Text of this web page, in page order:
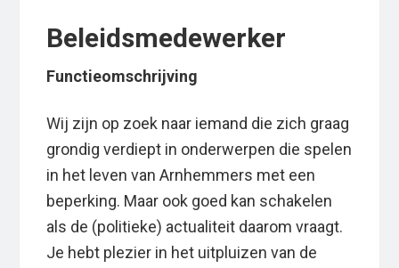
Beleidsmedewerker
Functieomschrijving
Wij zijn op zoek naar iemand die zich graag
grondig verdiept in onderwerpen die spelen
in het leven van Arnhemmers met een
beperking. Maar ook goed kan schakelen
als de (politieke) actualiteit daarom vraagt.
Je hebt plezier in het uitpluizen van de